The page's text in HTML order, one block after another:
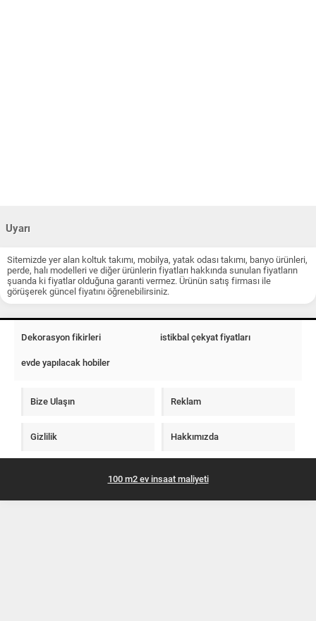
Uyarı
Sitemizde yer alan koltuk takımı, mobilya, yatak odası takımı, banyo ürünleri,
perde, halı modelleri ve diğer ürünlerin fiyatları hakkında sunulan fiyatların
şuanda ki fiyatlar olduğuna garanti vermez. Ürünün satış firması ile
görüşerek güncel fiyatını öğrenebilirsiniz.
Dekorasyon fikirleri istikbal çekyat fiyatları
evde yapılacak hobiler
Bize Ulaşın Reklam
Gizlilik Hakkımızda
100 m2 ev insaat maliyeti